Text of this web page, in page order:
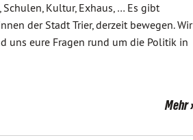
Schulen, Kultur, Exhaus, … Es gibt
der Stadt Trier, derzeit bewegen. Wir
uns eure Fragen rund um die Politik in
Mehr